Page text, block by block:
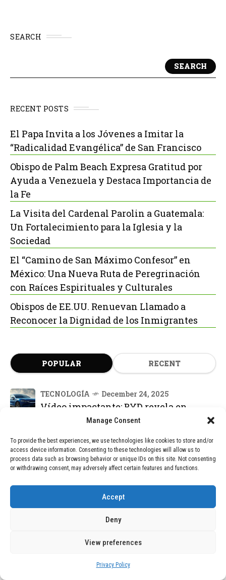
Manage Consent
To provide the best experiences, we use technologies like cookies to store and/or
access device information. Consenting to these technologies will allow us to
process data such as browsing behavior or unique IDs on this site. Not consenting
or withdrawing consent, may adversely affect certain features and functions.
Accept
Deny
View preferences
Privacy Policy
SEARCH
SEARCH
RECENT POSTS
El Papa Invita a los Jóvenes a Imitar la
“Radicalidad Evangélica” de San Francisco
Obispo de Palm Beach Expresa Gratitud por
Ayuda a Venezuela y Destaca Importancia de
la Fe
La Visita del Cardenal Parolin a Guatemala:
Un Fortalecimiento para la Iglesia y la
Sociedad
El “Camino de San Máximo Confesor” en
México: Una Nueva Ruta de Peregrinación
con Raíces Espirituales y Culturales
Obispos de EE.UU. Renuevan Llamado a
Reconocer la Dignidad de los Inmigrantes
POPULAR RECENT
TECNOLOGÍA December 24, 2025
Vídeo impactante: BYD revela en
grabación cómo añadir 400 km de
rango en apenas 5 minutos de carga
TECNOLOGÍA February 9, 2026
Motor de 800 W, rango de 45 km y
ruedas todo terreno: este scooter cuesta
solo 300 euros y representa una
adquisición impresionante
December 24, 2025
Geolocalizadas, Obligatorias a Partir de